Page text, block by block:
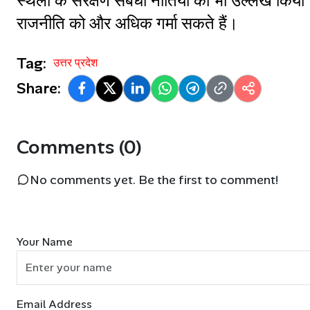
राजनीति को और अधिक गर्मा सकते हैं।
Tag: उत्तर प्रदेश
Share:
Comments (0)
No comments yet. Be the first to comment!
Your Name
Email Address